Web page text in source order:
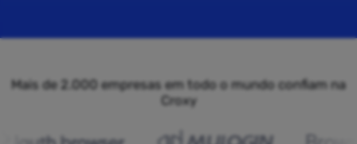
Mais de 2.000 empresas em todo o mundo confiam na
Croxy